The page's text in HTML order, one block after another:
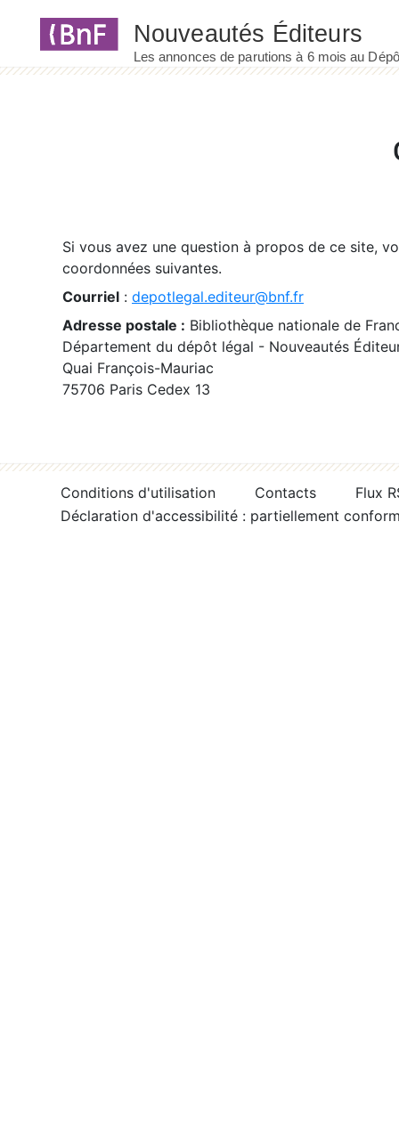
Si vous avez une question à propos de ce site,
coordonnées suivantes.
Courriel : depotlegal.editeur@bnf.fr
Adresse postale : Bibliothèque nationale de
Département du dépôt légal - Nouveautés
Quai François-Mauriac
75706 Paris Cedex 13
Conditions d'utilisation Contacts
Flux
Déclaration d'accessibilité : partiellement